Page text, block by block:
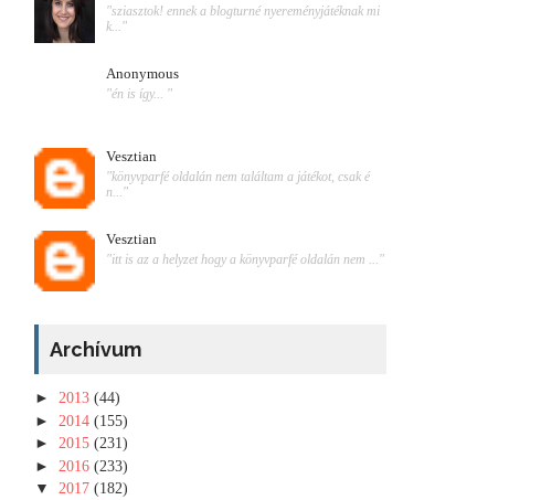
"sziasztok! ennek a blogturné nyereményjátéknak mi
k..."
Anonymous
"én is így... "
Vesztian
"könyvparfé oldalán nem találtam a játékot, csak é
n..."
Vesztian
"itt is az a helyzet hogy a könyvparfé oldalán nem ..."
Archívum
► 2013 (44)
► 2014 (155)
► 2015 (231)
► 2016 (233)
▼ 2017 (182)